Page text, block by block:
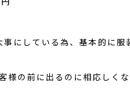
にしている為、基本的に服
様の前に出るのに相応しく